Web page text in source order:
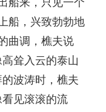
船来，只见一个
船，兴致勃勃地
曲调，樵夫说
耸入云的泰山
波涛时，樵夫
见滚滚的流